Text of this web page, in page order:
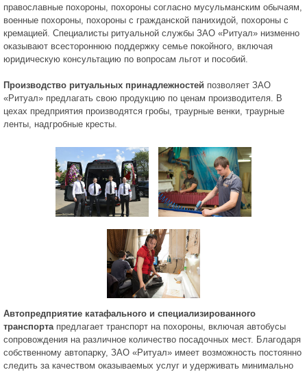
православные похороны, похороны согласно мусульманским обычаям,
военные похороны, похороны с гражданской панихидой, похороны с
кремацией. Специалисты ритуальной службы ЗАО «Ритуал» низменно
оказывают всестороннюю поддержку семье покойного, включая
юридическую консультацию по вопросам льгот и пособий.
Производство ритуальных принадлежностей позволяет ЗАО
«Ритуал» предлагать свою продукцию по ценам производителя. В
цехах предприятия производятся гробы, траурные венки, траурные
ленты, надгробные кресты.
Автопредприятие катафального и специализированного
транспортапредлагает транспорт на похороны, включая автобусы
сопровождения на различное количество посадочных мест. Благодаря
собственному автопарку, ЗАО «Ритуал» имеет возможность постоянно
следить за качеством оказываемых услуг и удерживать минимально